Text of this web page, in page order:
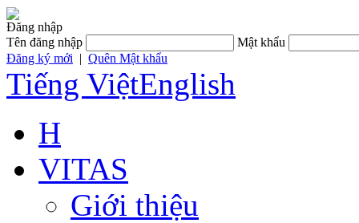
Đăng nhập
Tên đăng nhập
Mật khẩu
Đăng ký mới | Quên Mật khẩu
Tiếng ViệtEnglish
H
VITAS
Giới thiệu